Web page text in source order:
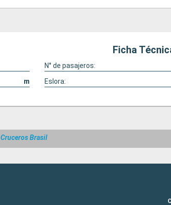
Ficha
N° de pasajeros:
m Eslora:
Cruceros Brasil